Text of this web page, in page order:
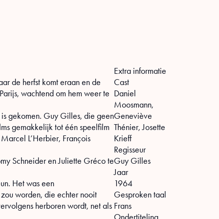
de herfst komt eraan en de
wachtend om hem weer te
gekomen. Guy Gilles, die geen
gemakkelijk tot één speelfilm
L’Herbier, François
Schneider en Juliette Gréco te
Het was een
worden, die echter nooit
herboren wordt, net als
Extra informatie
Cast
Daniel
Moosmann,
Geneviève
Thénier, Josette
Krieff
Regisseur
Guy Gilles
Jaar
1964
Gesproken taal
Frans